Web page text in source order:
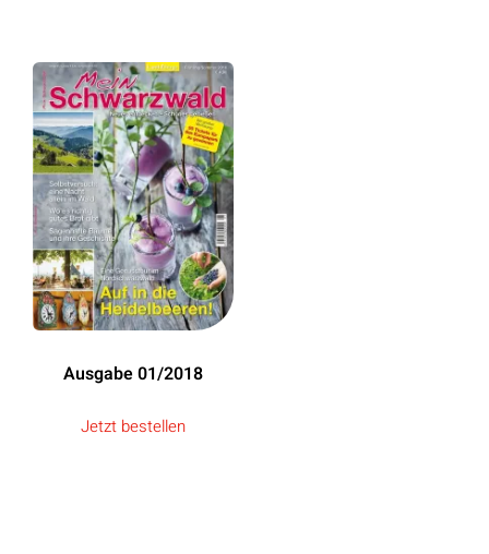
Ausgabe 01/2018
Jetzt bestellen